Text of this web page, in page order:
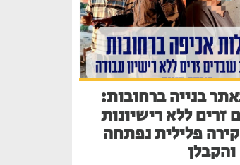
בנייה ברחובות:
זרים ללא רישיונות
פלילית נפתחה